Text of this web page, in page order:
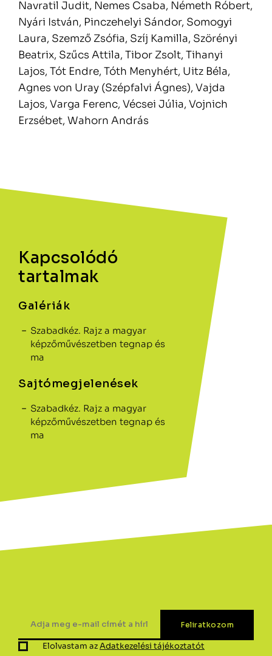
Kapcsolódó
tartalmak
Galériák
Szabadkéz. Rajz a magyar
képzőművészetben tegnap és
ma
Sajtómegjelenések
Szabadkéz. Rajz a magyar
képzőművészetben tegnap és
ma
Navratil Judit, Nemes Csaba, Németh Róbert,
Nyári István, Pinczehelyi Sándor, Somogyi
Laura, Szemző Zsófia, Szíj Kamilla, Szörényi
Beatrix, Szűcs Attila, Tibor Zsolt, Tihanyi
Lajos, Tót Endre, Tóth Menyhért, Uitz Béla,
Agnes von Uray (Szépfalvi Ágnes), Vajda
Lajos, Varga Ferenc, Vécsei Júlia, Vojnich
Erzsébet, Wahorn András
Elolvastam azAdatkezelési tájékoztatót